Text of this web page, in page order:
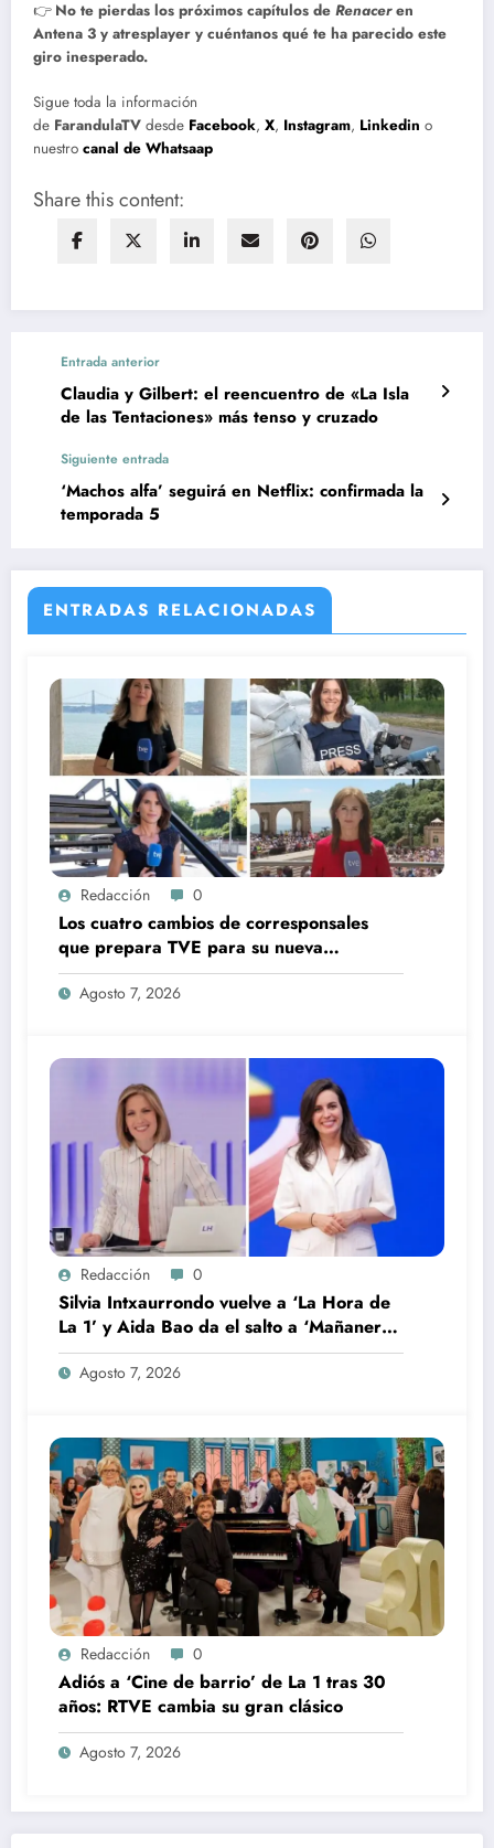
👉 No te pierdas los próximos capítulos de Renaceren
Antena 3 y atresplayer y cuéntanos qué te ha parecido este
giro inesperado.
Sigue toda la información
de FarandulaTV desde Facebook, X, Instagram, Linkedin o
nuestro canal de Whatsaap
Share this content:
Entrada anterior
Claudia y Gilbert: el reencuentro de «La Isla
de las Tentaciones» más tenso y cruzado
Siguiente entrada
‘Machos alfa’ seguirá en Netflix: confirmada la
temporada 5
ENTRADAS RELACIONADAS
Redacción 0
Los cuatro cambios de corresponsales
que prepara TVE para su nueva
temporada
Agosto 7, 2026
Redacción 0
Silvia Intxaurrondo vuelve a ‘La Hora de
La 1’ y Aida Bao da el salto a ‘Mañaneros
360’
Agosto 7, 2026
Redacción 0
Adiós a ‘Cine de barrio’ de La 1 tras 30
años: RTVE cambia su gran clásico
Agosto 7, 2026